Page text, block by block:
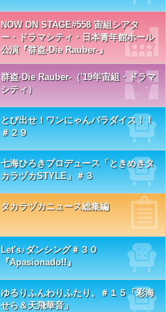
NOW ON STAGE#558 宙組シアタ
ー・ドラマシティ・日本青年館ホール
公演『群盗-Die Rauber-』
群盗-Die Rauber-（'19年宙組・ドラマ
シティ）
とび出せ！ワンにゃんパラダイス！！
＃２９
七海ひろきプロデュース「ときめきタ
カラヅカSTYLE」＃３
タカラヅカニュース総集編
Let's♪ダンシング＃３０
『Apasionado!!』
ゆるりふんわりふたり。＃１５「彩海
せら＆天飛華音」